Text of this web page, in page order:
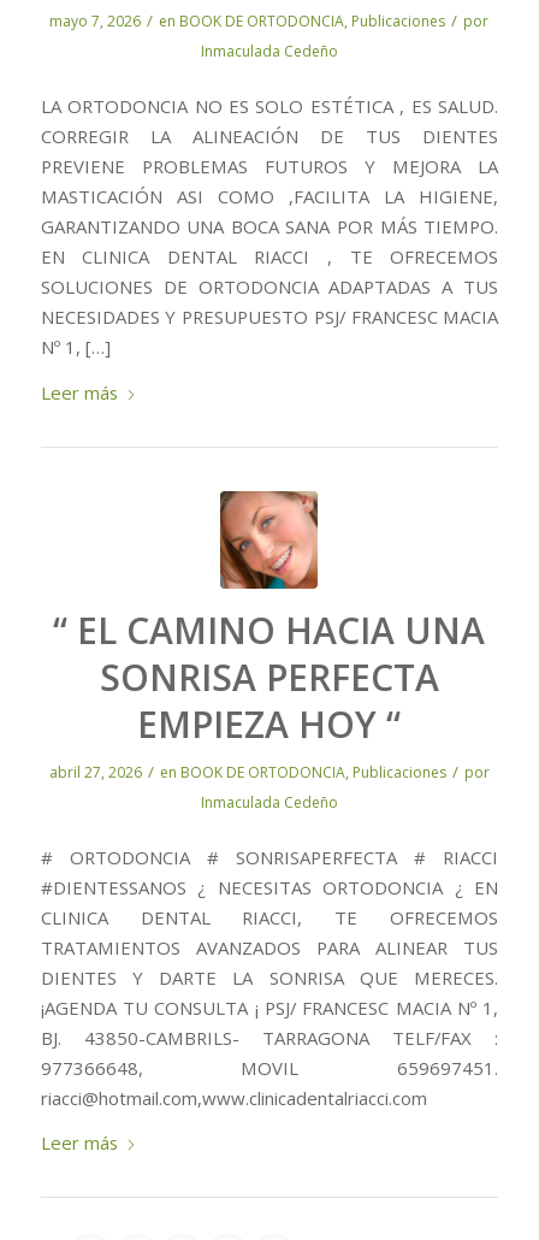
mayo 7, 2026 / en BOOK DE ORTODONCIA, Publicaciones / por
Inmaculada Cedeño
LA ORTODONCIA NO ES SOLO ESTÉTICA , ES SALUD.
CORREGIR LA ALINEACIÓN DE TUS DIENTES
PREVIENE PROBLEMAS FUTUROS Y MEJORA LA
MASTICACIÓN ASI COMO ,FACILITA LA HIGIENE,
GARANTIZANDO UNA BOCA SANA POR MÁS TIEMPO.
EN CLINICA DENTAL RIACCI , TE OFRECEMOS
SOLUCIONES DE ORTODONCIA ADAPTADAS A TUS
NECESIDADES Y PRESUPUESTO PSJ/ FRANCESC MACIA
Nº 1, […]
Leer más
“ EL CAMINO HACIA UNA
SONRISA PERFECTA
EMPIEZA HOY “
abril 27, 2026 / en BOOK DE ORTODONCIA, Publicaciones / por
Inmaculada Cedeño
# ORTODONCIA # SONRISAPERFECTA # RIACCI
#DIENTESSANOS ¿ NECESITAS ORTODONCIA ¿ EN
CLINICA DENTAL RIACCI, TE OFRECEMOS
TRATAMIENTOS AVANZADOS PARA ALINEAR TUS
DIENTES Y DARTE LA SONRISA QUE MERECES.
¡AGENDA TU CONSULTA ¡ PSJ/ FRANCESC MACIA Nº 1,
BJ. 43850-CAMBRILS- TARRAGONA TELF/FAX :
977366648, MOVIL 659697451.
riacci@hotmail.com,www.clinicadentalriacci.com
Leer más